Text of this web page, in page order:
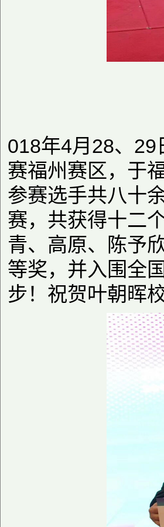
018年4月28、29
赛福州赛区，于
参赛选手共八十
赛，共获得十二
青、高原、陈予
等奖，并入围全
步！祝贺叶朝晖